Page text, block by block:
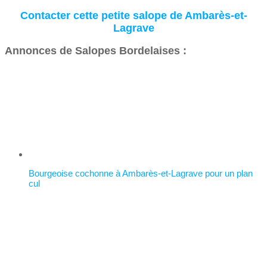
Contacter cette petite salope de Ambarès-et-
Lagrave
Annonces de Salopes Bordelaises :
Bourgeoise cochonne à Ambarès-et-Lagrave pour un plan
cul